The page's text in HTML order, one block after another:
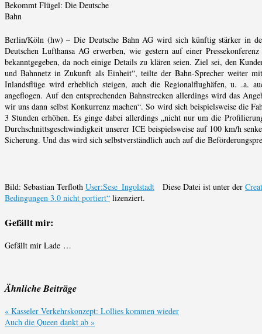
Bekommt Flügel: Die Deutsche
Bahn
Berlin/Köln (hw) – Die Deutsche Bahn AG wird sich künftig stärker in
Deutschen Lufthansa AG erwerben, wie gestern auf einer
bekanntgegeben, da noch einige Details zu klären seien. Ziel sei, den
und Bahnnetz in Zukunft als Einheit“, teilte der Bahn-Sprecher weiter
Inlandsflüge wird erheblich steigen, auch die Regionalflughäfen, u. .a.
angeflogen. Auf den entsprechenden Bahnstrecken allerdings wird das
wir uns dann selbst Konkurrenz machen“. So wird sich beispielsweise die
3 Stunden erhöhen. Es ginge dabei allerdings „nicht nur um die
Durchschnittsgeschwindigkeit unserer ICE beispielsweise auf 100 km/h
Sicherung. Und das wird sich selbstverständlich auch auf die
Bild: Sebastian Terfloth User:Sese_Ingolstadt Diese Datei ist unter der
Bedingungen 3.0 nicht portiert“ lizenziert.
Gefällt mir:
Gefällt mir Lade …
Ähnliche Beiträge
« Kasseler Verkehrskonzept: Lollies kommen wieder
Auch die Queen dankt ab »